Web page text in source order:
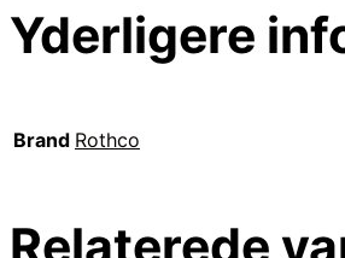
Yderligere
Brand Rothco